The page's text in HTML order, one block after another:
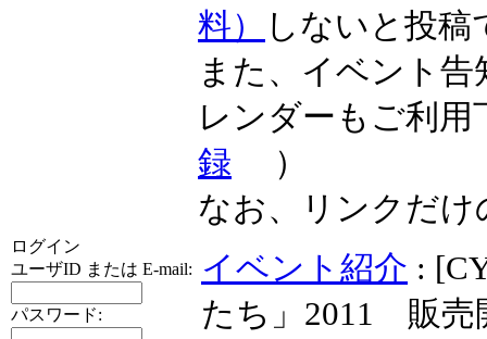
ログイン
ユーザID または E-mail:
パスワード:
料）
しないと投
また、イベント
レンダーもご利
録 ）
なお、リンクだ
イベント紹介 :
たち」2011 販売